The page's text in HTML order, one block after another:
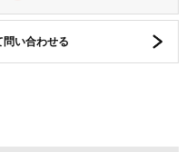
問い合わせる